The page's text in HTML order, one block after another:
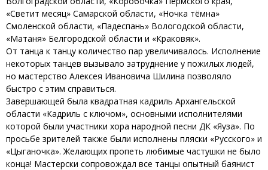
«Светит месяц» Самарской области, «Ночка тёмна»
Смоленской области, «Падеспань» Вологодской области,
«Матаня» Белгородской области и «Краковяк».
От танца к танцу количество пар увеличивалось. Исполнение
некоторых танцев вызывало затруднение у пожилых людей,
но мастерство Алексея Ивановича Шилина позволяло
быстро с этим справиться.
Завершающей была квадратная кадриль Архангельской
области «Кадриль с ключом», основными исполнителями
которой были участники хора народной песни ДК «Яуза». По
просьбе зрителей также были исполнены пляски «Русского» и
«Цыганочка». Желающих пропеть любимые частушки не было
конца! Мастерски сопровождал все танцы опытный баянист